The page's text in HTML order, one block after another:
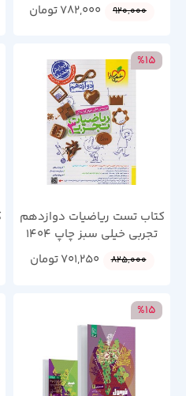
920,000
782,000تومان
کتاب تست ریاضیات دوازدهم
تجربی خیلی سبز چاپ 1404
%15
825,000
701,250تومان
%15